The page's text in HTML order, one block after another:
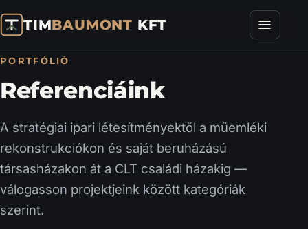
TIMBAUMONT KFT
PORTFÓLIÓ
Referenciáink
A stratégiai ipari létesítményektől a műemléki
rekonstrukciókon és saját beruházású
társasházakon át a CLT családi házakig —
válogasson projektjeink között kategóriák
szerint.